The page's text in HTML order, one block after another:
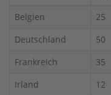
Belgien
25
Deutschland
50
Frankreich
35
Irland
12